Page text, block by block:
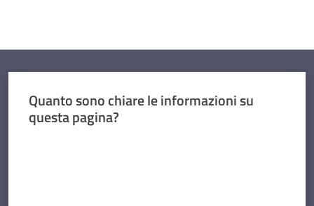
Quanto sono chiare le informazioni su
questa pagina?